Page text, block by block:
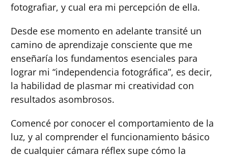
fotografiar, y cual era mi percepción de ella.
Desde ese momento en adelante transité un
camino de aprendizaje consciente que me
enseñaría los fundamentos esenciales para
lograr mi “independencia fotográfica”, es decir,
la habilidad de plasmar mi creatividad con
resultados asombrosos.
Comencé por conocer el comportamiento de la
luz, y al comprender el funcionamiento básico
de cualquier cámara réflex supe cómo la